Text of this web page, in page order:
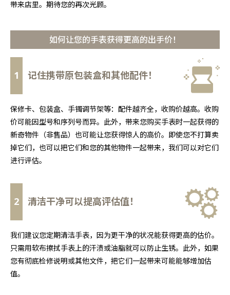
带来店里。期待您的再次光顾。
如何让您的手表获得更高的出手价！
1 记住携带原包装盒和其他配件！
保修卡、包装盒、手镯调节架等：配件越齐全，收购价越高。收购
价可能因型号和序列号而异。此外，带来您购买手表时一起获得的
新奇物件（非售品）也可能让您获得惊人的高价。即使您不打算卖
掉它们，也可以把它们和您的其他物件一起带来，我们可以对它们
进行评估。
2 清洁干净可以提高评估值！
我们建议您定期清洁手表，因为更干净的状况能获得更高的估价。
只需用软布擦拭手表上的汗渍或油脂就可以防止生锈。此外，如果
您有彻底检修说明或其他文件，把它们一起带来可能能够增加估
值。